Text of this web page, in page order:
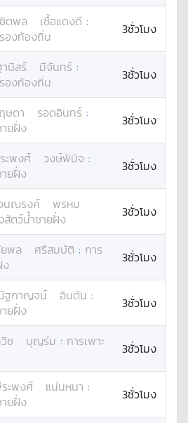
ตพล เชื้อแดงดี :
องท้องถิ่น
3ชั่วโมง
นิสร์ มีจันทร์ :
องท้องถิ่น
3ชั่วโมง
ษดา รอดอินทร์ :
ายฝั่ง
3ชั่วโมง
ะพงศ์ วงษ์พินิจ :
ายฝั่ง
3ชั่วโมง
นณรงค์
พรหม
สัตว์น้ำชายฝั่ง 3ชั่วโมง
พล ศรีสมบัติ : การ
ง
3ชั่วโมง
กาญจน์ อินตัน :
ายฝั่ง
3ชั่วโมง
ช บุญร่ม : การเพาะ
3ชั่วโมง
ะพงศ์ แน่นหนา :
ายฝั่ง
3ชั่วโมง